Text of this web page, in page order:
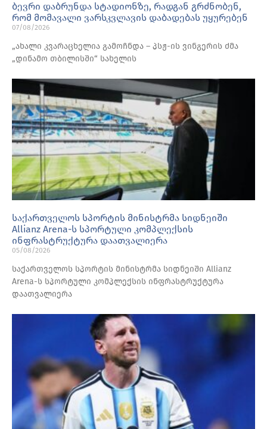
ბევრი დაბრუნდა სტადიონზე, რადგან გრძნობენ,
რომ მომავალი ვარსკვლავის დაბადებას უყურებენ
07/08/2026
„ახალი კვარაცხელია გამოჩნდა – პსჟ-ის ვინგერის ძმა
„დინამო თბილისში“ სახელის
საქართველოს სპორტის მინისტრმა სიდნეიში
Allianz Arena-ს სპორტული კომპლექსის
ინფრასტრუქტურა დაათვალიერა
05/08/2026
საქართველოს სპორტის მინისტრმა სიდნეიში Allianz
Arena-ს სპორტული კომპლექსის ინფრასტრუქტურა
დაათვალიერა